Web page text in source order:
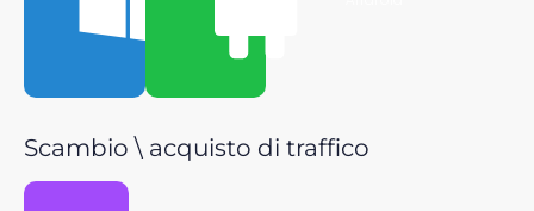
Scambio \ acquisto di traffico